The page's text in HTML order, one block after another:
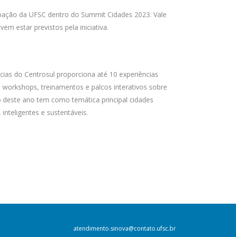
da UFSC dentro do Summit Cidades 2023. Vale
estar previstos pela iniciativa.
do Centrosul proporciona até 10 experiências
treinamentos e palcos interativos sobre
ano tem como temática principal cidades
e sustentáveis.
atendimento.sinova@contato.ufsc.br